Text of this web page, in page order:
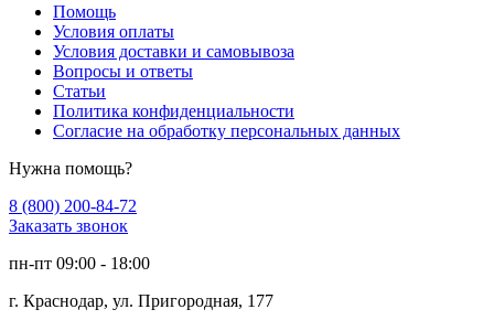
Помощь
Условия оплаты
Условия доставки и самовывоза
Вопросы и ответы
Статьи
Политика конфиденциальности
Согласие на обработку персональных данных
Нужна помощь?
8 (800) 200-84-72
Заказать звонок
пн-пт 09:00 - 18:00
г. Краснодар, ул. Пригородная, 177